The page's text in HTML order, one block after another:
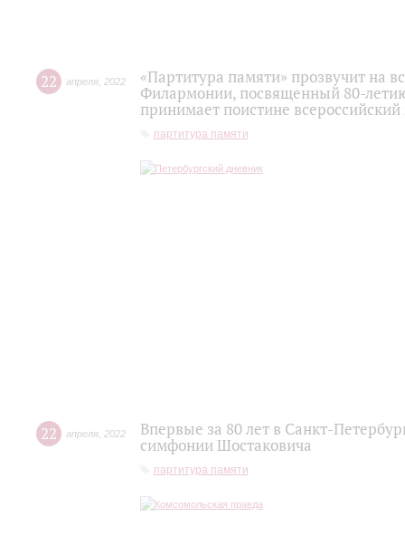
22 апреля 2022
«Партитура памяти» прозвучит на
Филармонии, посвященный 80-
принимает поистине
партитура памяти
22 апреля 2022
Впервые за 80 лет в Санкт-
симфонии Шостаковича
партитура памяти